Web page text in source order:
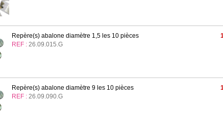
Repère(s) abalone diamètre 1,5 les 10 pièces
REF : 26.09.015.G
Repère(s) abalone diamètre 9 les 10 pièces
REF : 26.09.090.G